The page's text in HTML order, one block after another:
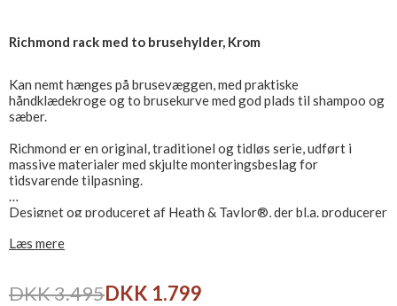
Richmond rack med to brusehylder, Krom
Kan nemt hænges på brusevæggen, med praktiske
håndklædekroge og to brusekurve med god plads til shampoo og
sæber.
Richmond er en original, traditionel og tidløs serie, udført i
massive materialer med skjulte monteringsbeslag for
tidsvarende tilpasning.
Designet og produceret af Heath & Taylor®, der bl.a. producerer
hardware i klassisk og moderne stil, af højeste kvalitet.
fineste materialer og produceret efter klassiske
Læs mere
DKK 3.495DKK 1.799